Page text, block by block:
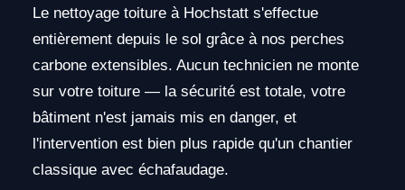
Le nettoyage toiture à Hochstatt s'effectue
entièrement depuis le sol grâce à nos perches
carbone extensibles. Aucun technicien ne monte
sur votre toiture — la sécurité est totale, votre
bâtiment n'est jamais mis en danger, et
l'intervention est bien plus rapide qu'un chantier
classique avec échafaudage.